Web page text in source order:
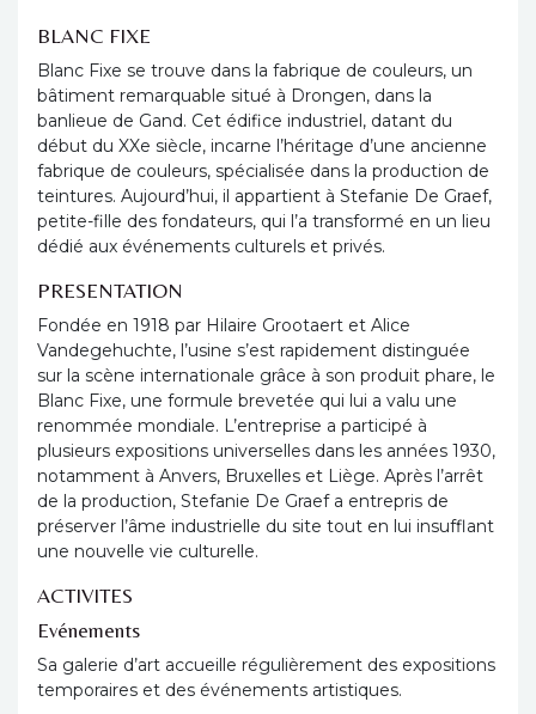
BLANC FIXE
Blanc Fixe se trouve dans la fabrique de couleurs, un
bâtiment remarquable situé à Drongen, dans la
banlieue de Gand. Cet édifice industriel, datant du
début du XXe siècle, incarne l’héritage d’une ancienne
fabrique de couleurs, spécialisée dans la production de
teintures. Aujourd’hui, il appartient à Stefanie De Graef,
petite-fille des fondateurs, qui l’a transformé en un lieu
dédié aux événements culturels et privés.
PRESENTATION
Fondée en 1918 par Hilaire Grootaert et Alice
Vandegehuchte, l’usine s’est rapidement distinguée
sur la scène internationale grâce à son produit phare, le
Blanc Fixe, une formule brevetée qui lui a valu une
renommée mondiale. L’entreprise a participé à
plusieurs expositions universelles dans les années 1930,
notamment à Anvers, Bruxelles et Liège. Après l’arrêt
de la production, Stefanie De Graef a entrepris de
préserver l’âme industrielle du site tout en lui insufflant
une nouvelle vie culturelle.
ACTIVITES
Evénements
Sa galerie d’art accueille régulièrement des expositions
temporaires et des événements artistiques.